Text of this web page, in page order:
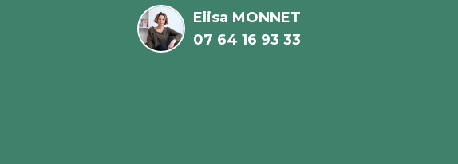
Elisa MONNET
07 64 16 93 33